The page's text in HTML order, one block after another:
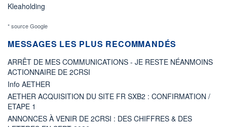
Kleaholding
* source Google
MESSAGES LES PLUS RECOMMANDÉS
ARRÊT DE MES COMMUNICATIONS - JE RESTE NÉANMOINS
ACTIONNAIRE DE 2CRSI
Info AETHER
AETHER ACQUISITION DU SITE FR SXB2 : CONFIRMATION /
ETAPE 1
ANNONCES À VENIR DE 2CRSI : DES CHIFFRES & DES